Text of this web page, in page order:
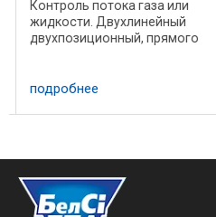
Контроль потока газа или
жидкости. Двухлинейный
двухпозиционный, прямого
прилотного типа). Может
пилота клапана
подробнее